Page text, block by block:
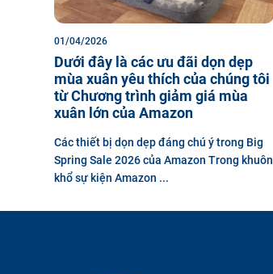
01/04/2026
Dưới đây là các ưu đãi dọn dẹp
mùa xuân yêu thích của chúng tôi
từ Chương trình giảm giá mùa
xuân lớn của Amazon
Các thiết bị dọn dẹp đáng chú ý trong Big
Spring Sale 2026 của Amazon Trong khuôn
khổ sự kiện Amazon ...